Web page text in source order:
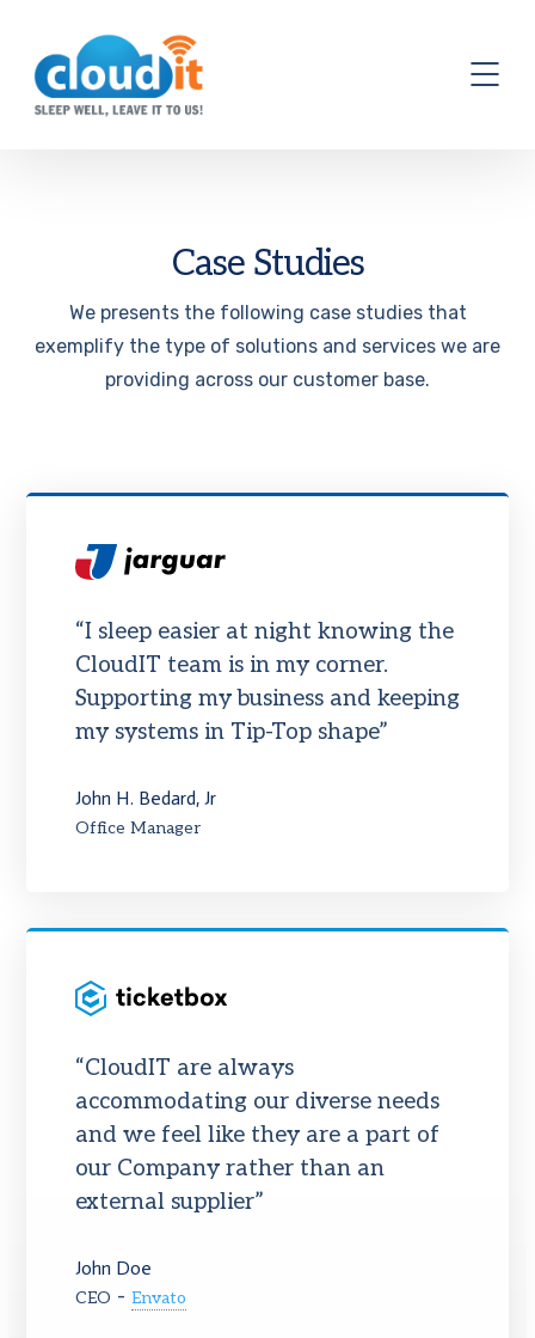
Case Studies
We presents the following case studies that
exemplify the type of solutions and services we are
providing across our customer base.
“I sleep easier at night knowing the
CloudIT team is in my corner.
Supporting my business and keeping
my systems in Tip-Top shape”
John H. Bedard, Jr
Office Manager
“CloudIT are always
accommodating our diverse needs
and we feel like they are a part of
our Company rather than an
external supplier”
John Doe
CEO - Envato